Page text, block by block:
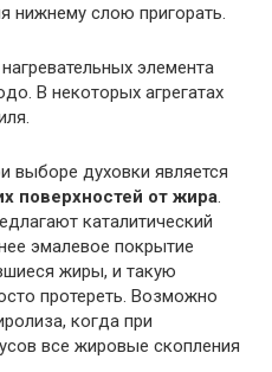
нижнему слою пригорать.
элемента
В некоторых агрегатах
выборе духовки является
поверхностей от жира.
каталитический
эмалевое покрытие
жиры, и такую
протереть. Возможно
когда при
все жировые скопления